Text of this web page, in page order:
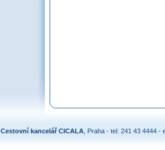
Cestovní kancelář CICALA , Praha - tel: 241 43 4444 -